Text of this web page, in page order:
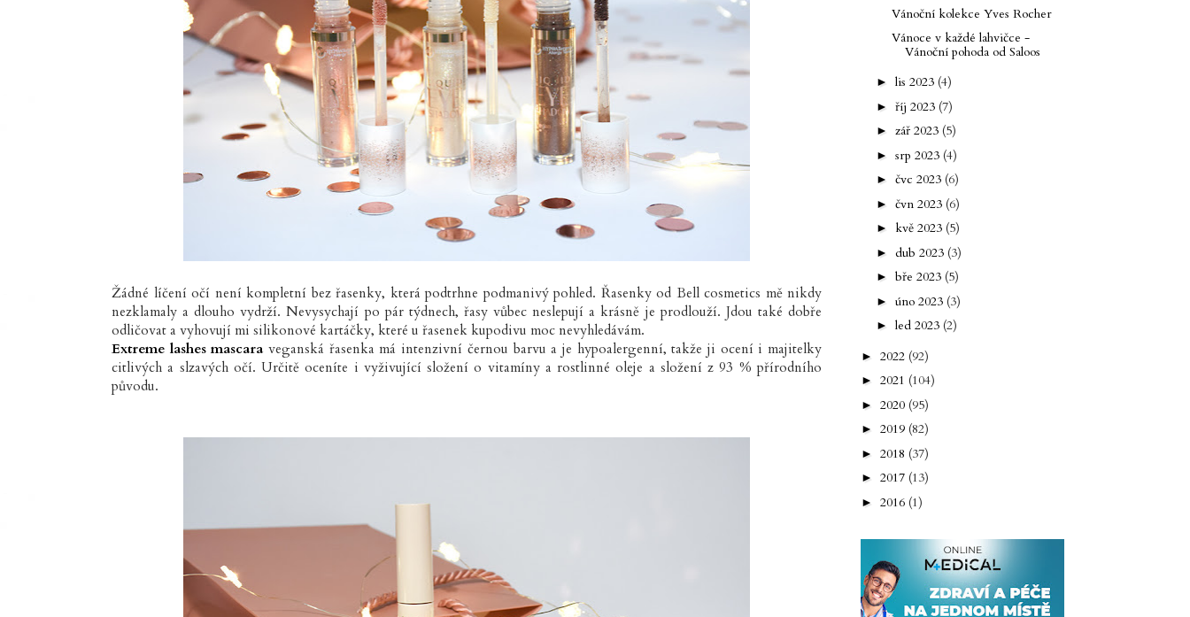
Žádné líčení očí není kompletní bez řasenky, která podtrhne podmanivý pohled. Řasenky od Bell cosmetics mě nikdy
nezklamaly a dlouho vydrží. Nevysychají po pár týdnech, řasy vůbec neslepují a krásně je prodlouží. Jdou také dobře
odličovat a vyhovují mi silikonové kartáčky, které u řasenek kupodivu moc nevyhledávám.
Extreme lashes mascaraveganská řasenka má intenzivní černou barvu a je hypoalergenní, takže ji ocení i majitelky
citlivých a slzavých očí. Určitě oceníte i vyživující složení o vitamíny a rostlinné oleje a složení z 93 % přírodního
původu.
Vánoční kolekce Yves Rocher
Vánoce v každé lahvičce -
Vánoční pohoda od Saloos
► lis 2023 (4)
► říj 2023 (7)
► zář 2023 (5)
► srp 2023 (4)
► čvc 2023 (6)
► čvn 2023 (6)
► kvě 2023 (5)
► dub 2023 (3)
► bře 2023 (5)
► úno 2023 (3)
► led 2023 (2)
► 2022 (92)
► 2021 (104)
► 2020 (95)
► 2019 (82)
► 2018 (37)
► 2017 (13)
► 2016 (1)